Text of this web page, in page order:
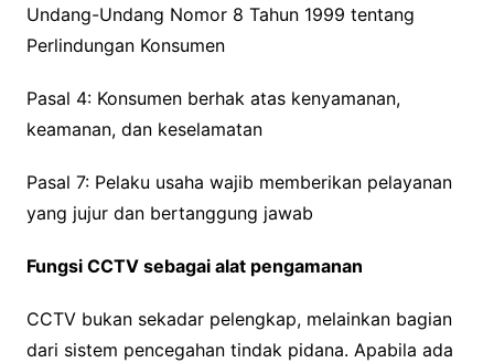
Undang-Undang Nomor 8 Tahun 1999 tentang
Perlindungan Konsumen
Pasal 4: Konsumen berhak atas kenyamanan,
keamanan, dan keselamatan
Pasal 7: Pelaku usaha wajib memberikan pelayanan
yang jujur dan bertanggung jawab
Fungsi CCTV sebagai alat pengamanan
CCTV bukan sekadar pelengkap, melainkan bagian
dari sistem pencegahan tindak pidana. Apabila ada